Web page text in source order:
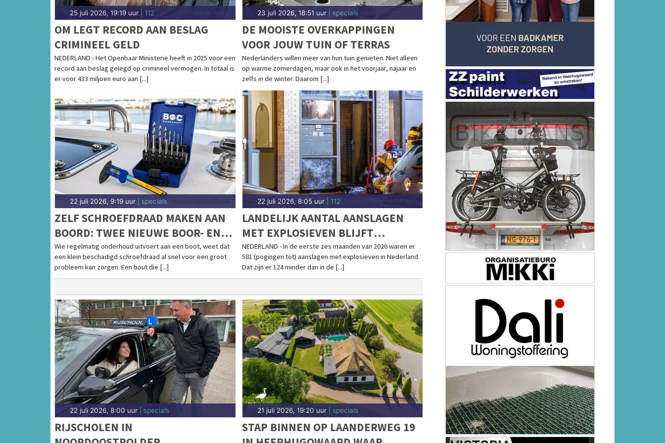
25 juli 2026, 19:19 uur | 112
OM LEGT RECORD AAN BESLAG
CRIMINEEL GELD
NEDERLAND - Het Openbaar Ministerie heeft in 2025 voor een
record aan beslag gelegd op crimineel vermogen. In totaal is
er voor 433 miljoen euro aan [...]
23 juli 2026, 18:51 uur| specials
DE MOOISTE OVERKAPPINGEN
VOOR JOUW TUIN OF TERRAS
Nederlanders willen meer van hun tuin genieten. Niet alleen
op warme zomerdagen, maar ook in het voorjaar, najaar en
zelfs in de winter. Daarom [...]
22 juli 2026, 9:19 uur | specials
ZELF SCHROEFDRAAD MAKEN AAN
BOORD: TWEE NIEUWE BOOR- EN
TAPSETS VOOR BOOTONDERHOUD
Wie regelmatig onderhoud uitvoert aan een boot, weet dat
een klein beschadigd schroefdraad al snel voor een groot
probleem kan zorgen. Een bout die [...]
22 juli 2026, 8:05 uur| 112
LANDELIJK AANTAL AANSLAGEN
MET EXPLOSIEVEN BLIJFT
AFNEMEN;
AANSLAGENPROBLEMATIEK BLIJFT
ERNSTIG
NEDERLAND - In de eerste zes maanden van 2026 waren er
581 (pogingen tot) aanslagen met explosieven in Nederland.
Dat zijn er 124 minder dan in de [...]
22 juli 2026, 8:00 uur | specials
RIJSCHOLEN IN
21 juli 2026, 19:20 uur| specials
STAP BINNEN OP LAANDERWEG 19